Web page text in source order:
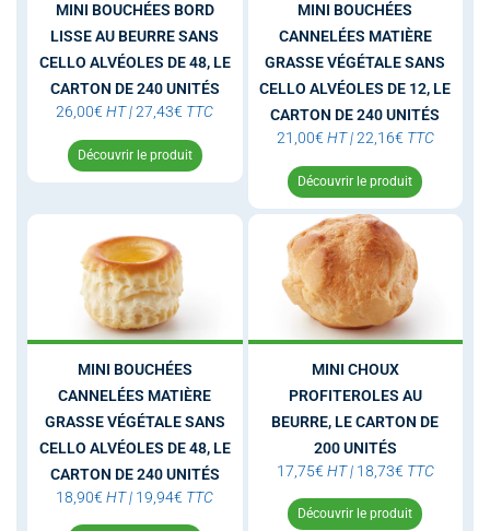
MINI BOUCHÉES BORD
LISSE AU BEURRE SANS
CELLO ALVÉOLES DE 48, LE
CARTON DE 240 UNITÉS
26,00€ HT| 27,43€ TTC
Découvrir le produit
MINI BOUCHÉES
CANNELÉES MATIÈRE
GRASSE VÉGÉTALE SANS
CELLO ALVÉOLES DE 12, LE
CARTON DE 240 UNITÉS
21,00€ HT | 22,16€ TTC
Découvrir le produit
MINI BOUCHÉES
CANNELÉES MATIÈRE
GRASSE VÉGÉTALE SANS
CELLO ALVÉOLES DE 48, LE
CARTON DE 240 UNITÉS
18,90€ HT| 19,94€ TTC
MINI CHOUX
PROFITEROLES AU
BEURRE, LE CARTON DE
200 UNITÉS
17,75€ HT | 18,73€ TTC
Découvrir le produit